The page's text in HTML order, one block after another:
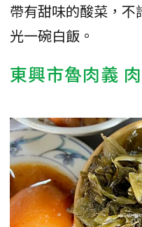
帶有甜味的酸菜，
光一碗白飯。
東興市魯肉義